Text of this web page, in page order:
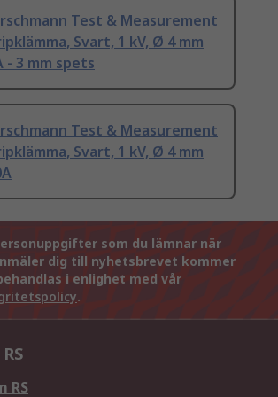
Test & Measurement
Svart, 1 kV, Ø 4 mm
- 3 mm spets
Test & Measurement
Svart, 1 kV, Ø 4 mm
som du lämnar när
dig till nyhetsbrevet kommer
i enlighet med vår
.
RS